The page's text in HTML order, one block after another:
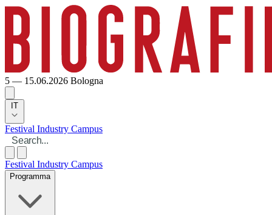
5 — 15.06.2026 Bologna
IT
Festival Industry Campus
Festival Industry Campus
Programma